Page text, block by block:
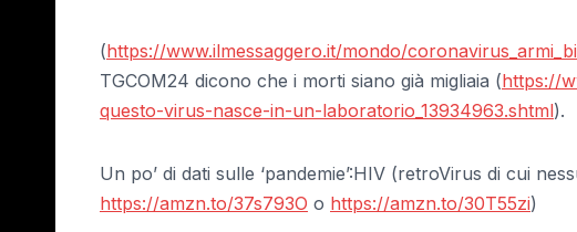
(https://www.ilmessaggero.it/mondo/
TGCOM24 dicono che i morti siano già migliaia (https://
questo-virus-nasce-in-un-laboratorio_13934963.shtml).
Un po’ di dati sulle ‘pandemie’:HIV (retroVirus di cui
https://amzn.to/37s793O o https://amzn.to/30T55zi)